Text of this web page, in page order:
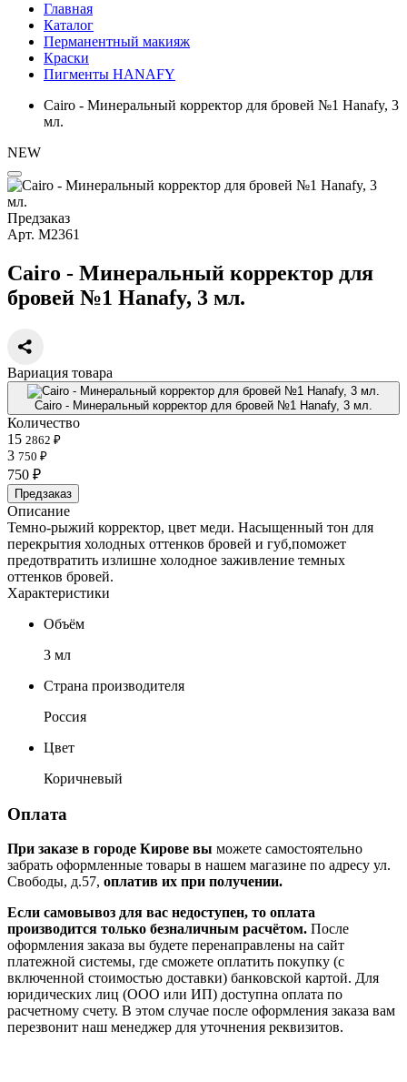
Главная
Каталог
Перманентный макияж
Краски
Пигменты HANAFY
Cairo - Минеральный корректор для бровей №1 Hanafy, 3
мл.
NEW
Предзаказ
Арт. М2361
Cairo - Минеральный корректор для
бровей №1 Hanafy, 3 мл.
Вариация товара
Cairo - Минеральный корректор для бровей №1 Hanafy, 3 мл.
Количество
15 2862 ₽
3 750 ₽
750 ₽
Предзаказ
Описание
Темно-рыжий корректор, цвет меди. Насыщенный тон для
перекрытия холодных оттенков бровей и губ,поможет
предотвратить излишне холодное заживление темных
оттенков бровей.
Характеристики
Объём
3 мл
Страна производителя
Россия
Цвет
Коричневый
Оплата
При заказе в городе Кирове вы можете самостоятельно
забрать оформленные товары в нашем магазине по адресу ул.
Свободы, д.57, оплатив их при получении.
Если самовывоз для вас недоступен, то оплата
производится только безналичным расчётом. После
оформления заказа вы будете перенаправлены на сайт
платежной системы, где сможете оплатить покупку (с
включенной стоимостью доставки) банковской картой. Для
юридических лиц (ООО или ИП) доступна оплата по
расчетному счету. В этом случае после оформления заказа вам
перезвонит наш менеджер для уточнения реквизитов.